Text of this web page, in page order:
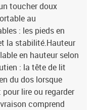
toucher doux
au
: les pieds en
la stabilité.Hauteur
en hauteur selon
: la tête de lit
du dos lorsque
lire ou regarder
comprend